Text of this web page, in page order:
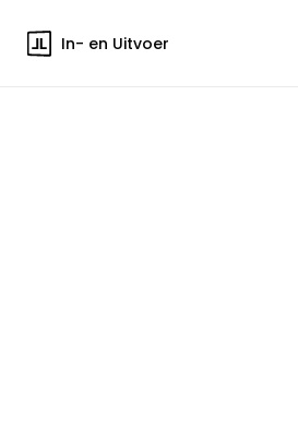
In- en Uitvoer